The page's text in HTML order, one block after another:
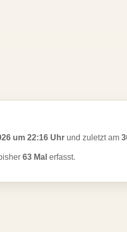
um 22:16 Uhr und zuletzt am
63 Mal erfasst.